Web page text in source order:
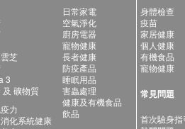
芝
3
及 礦物質
力
化系統健康
日常家電
空氣淨化
廚房電器
寵物健康
長者健康
防疫產品
睡眠用品
害蟲處理
健康及有機食品
飲品
身體檢查
疫苗
家居健康
個人健康
有機食品
寵物健康
常見問題
首次驗身指